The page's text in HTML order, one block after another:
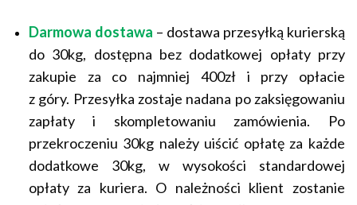
Darmowa dostawa – dostawa przesyłką kurierską
do 30kg, dostępna bez dodatkowej opłaty przy
zakupie za co najmniej 400zł i przy opłacie
z góry. Przesyłka zostaje nadana po zaksięgowaniu
zapłaty i skompletowaniu zamówienia. Po
przekroczeniu 30kg należy uiścić opłatę za każde
dodatkowe 30kg, w wysokości standardowej
opłaty za kuriera. O należności klient zostanie